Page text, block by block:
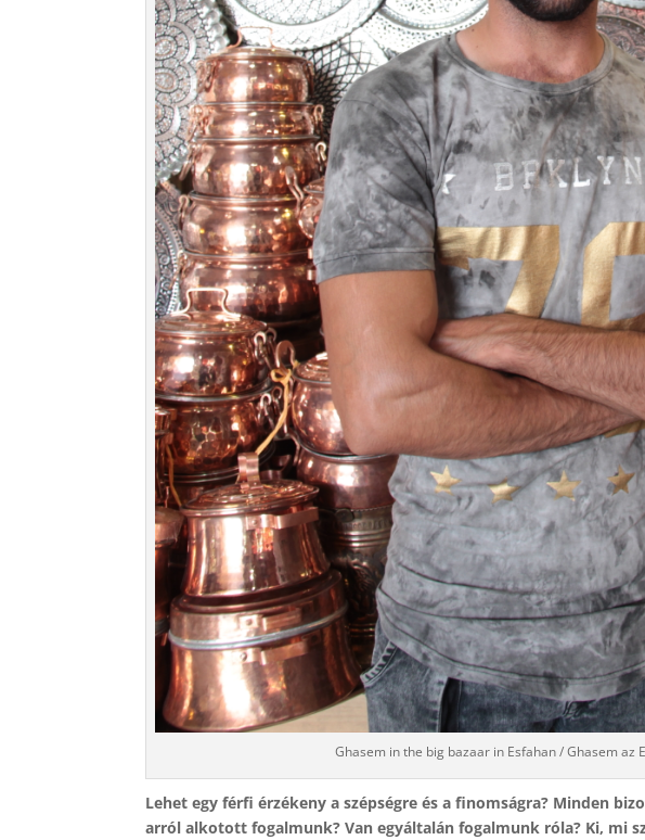
Ghasem in the big bazaar in Esfahan / Ghasem az
Lehet egy férfi érzékeny a szépségre és a finomságra? Minden
arról alkotott fogalmunk? Van egyáltalán fogalmunk róla? Ki, mi